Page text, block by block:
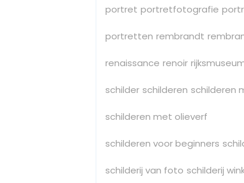
portret portretfotografie
portretten rembrandt
renaissance renoir
schilder schilderen schilderen
schilderen met olieverf
schilderen voor beginners
schilderij van foto schilderij